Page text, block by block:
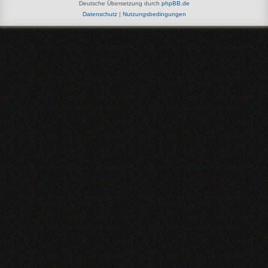
Deutsche Übersetzung durch phpBB.de
Datenschutz| Nutzungsbedingungen